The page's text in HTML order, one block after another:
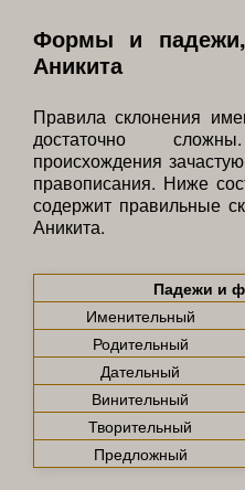
Формы и
Аникита
Правила склонения
достаточно
происхождения
правописания. Ниже
содержит правильные
Аникита.
Падежи и
Именительный
Родительный
Дательный
Винительный
Творительный
Предложный